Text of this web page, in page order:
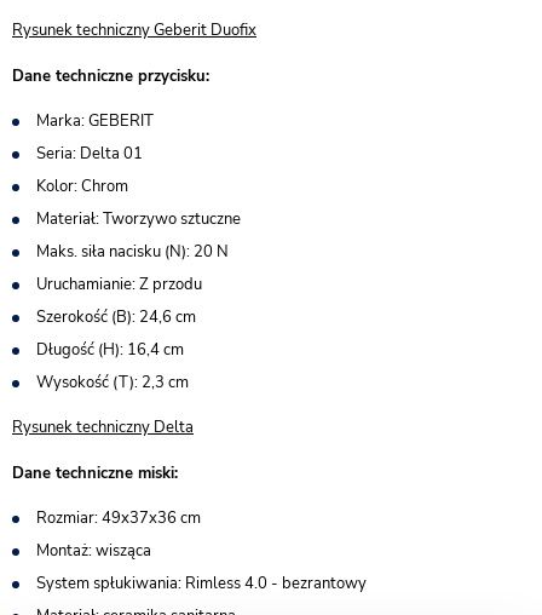
Rysunek techniczny Geberit Duofix
Dane techniczne przycisku:
Marka: GEBERIT
Seria: Delta 01
Kolor: Chrom
Materiał: Tworzywo sztuczne
Maks. siła nacisku (N): 20 N
Uruchamianie: Z przodu
Szerokość (B): 24,6 cm
Długość (H): 16,4 cm
Wysokość (T): 2,3 cm
Rysunek techniczny Delta
Dane techniczne miski:
Rozmiar: 49x37x36 cm
Montaż: wisząca
System spłukiwania: Rimless 4.0 - bezrantowy